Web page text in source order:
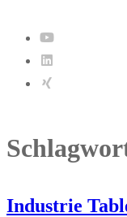
Industrie